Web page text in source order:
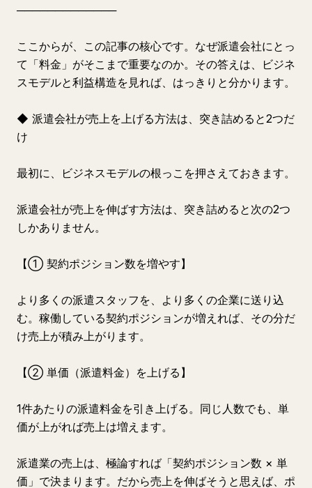
─────────────
ここからが、この記事の核心です。なぜ派遣会社にとっ
て「料金」がそこまで重要なのか。その答えは、ビジネ
スモデルと利益構造を見れば、はっきりと分かります。
◆ 派遣会社が売上を上げる方法は、突き詰めると2つだ
け
最初に、ビジネスモデルの根っこを押さえておきます。
派遣会社が売上を伸ばす方法は、突き詰めると次の2つ
しかありません。
【① 契約ポジション数を増やす】
より多くの派遣スタッフを、より多くの企業に送り込
む。稼働している契約ポジションが増えれば、その分だ
け売上が積み上がります。
【② 単価（派遣料金）を上げる】
1件あたりの派遣料金を引き上げる。同じ人数でも、単
価が上がれば売上は増えます。
派遣業の売上は、極論すれば「契約ポジション数 × 単
価」で決まります。だから売上を伸ばそうと思えば、ポ